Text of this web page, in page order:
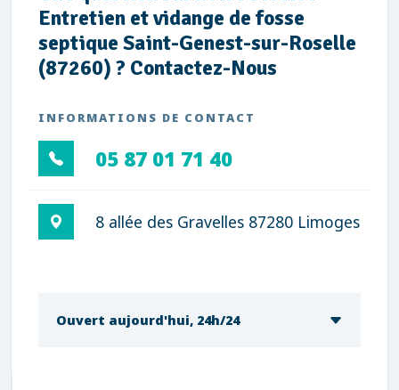
Entretien et vidange de fosse
septique Saint-Genest-sur-Roselle
(87260) ? Contactez-Nous
INFORMATIONS DE CONTACT
05 87 01 71 40
8 allée des Gravelles 87280 Limoges
Ouvert aujourd'hui, 24h/24